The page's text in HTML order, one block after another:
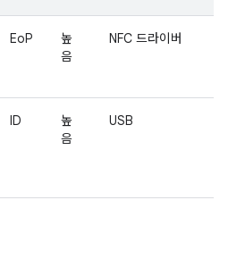
EoP
높
음
NFC 드라이버
ID
높
음
USB